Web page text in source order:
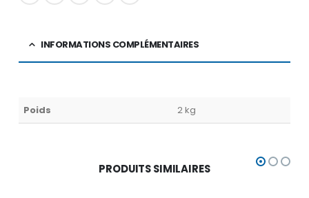
INFORMATIONS COMPLÉMENTAIRES
Poids 2 kg
PRODUITS SIMILAIRES